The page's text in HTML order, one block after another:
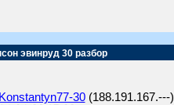
эвинруд 30 разбор
Konstantyn77-30(188.191.167.---)